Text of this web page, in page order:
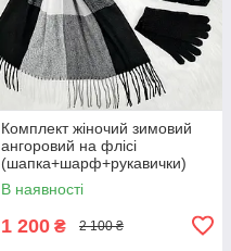
Комплект жіночий зимовий
ангоровий на флісі
(шапка+шарф+рукавички)
ODYSSEY 55-58 см
різнокольоровий 12815 -
В наявності
1 200 ₴ 2 100 ₴